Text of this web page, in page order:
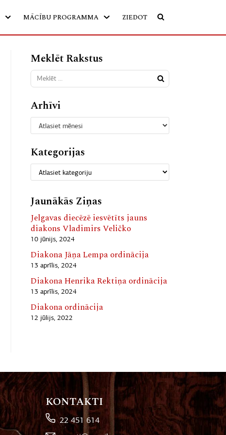
MĀCĪBU PROGRAMMA ZIEDOT
Meklēt Rakstus
Arhīvi
Kategorijas
Jaunākās Ziņas
Jelgavas diecēzē iesvētīts jauns
diakons Vladimirs Veličko
10 jūnijs, 2024
Diakona Jāņa Lempa ordinācija
13 aprīlis, 2024
Diakona Henrika Rektiņa ordinācija
13 aprīlis, 2024
Diakona ordinācija
12 jūlijs, 2022
KONTAKTI
22 451 614